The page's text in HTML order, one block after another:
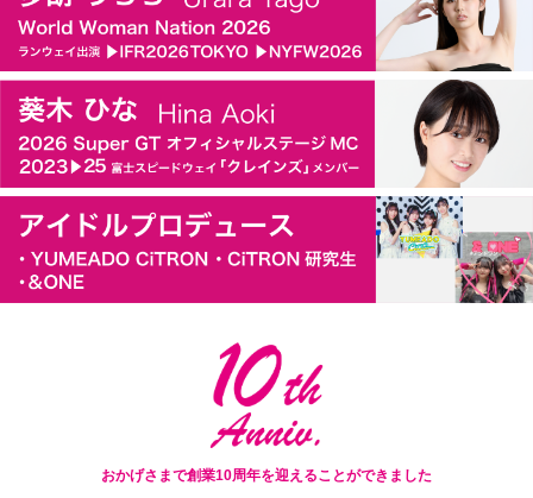
おかげさまで創業10周年を迎えることができました